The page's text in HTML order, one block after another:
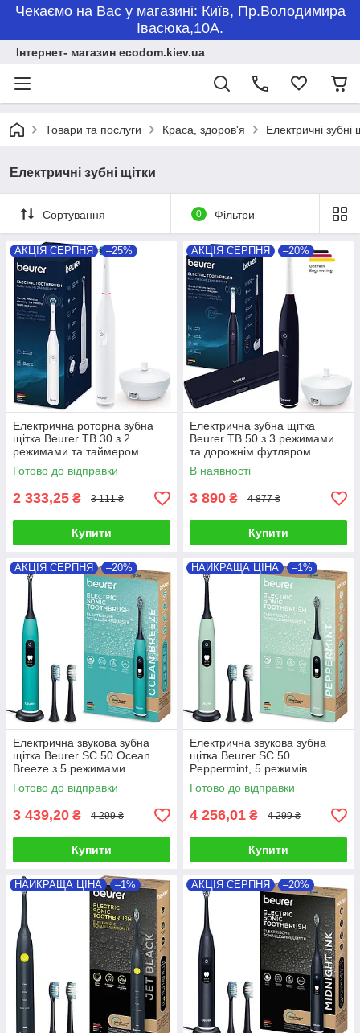
Чекаємо на Вас у магазині: Київ, Пр.Володимира
Івасюка,10А.
Інтернет- магазин ecodom.kiev.ua
Товари та послуги Краса, здоров'я Електричні зубні
Електричні зубні щітки
Сортування 0 Фільтри
АКЦІЯ СЕРПНЯ –25%
Електрична роторна зубна
щітка Beurer TB 30 з 2
режимами та таймером
Готово до відправки
2 333,25 ₴ 3 111 ₴
Купити
АКЦІЯ СЕРПНЯ –20%
Електрична зубна щітка
Beurer TB 50 з 3 режимами
та дорожнім футляром
В наявності
3 890 ₴ 4 877 ₴
Купити
АКЦІЯ СЕРПНЯ –20%
Електрична звукова зубна
щітка Beurer SC 50 Ocean
Breeze з 5 режимами
Готово до відправки
3 439,20 ₴ 4 299 ₴
Купити
НАЙКРАЩА ЦІНА –1%
Електрична звукова зубна
щітка Beurer SC 50
Peppermint, 5 режимів
Готово до відправки
4 256,01 ₴ 4 299 ₴
Купити
НАЙКРАЩА ЦІНА –1% АКЦІЯ СЕРПНЯ –20%